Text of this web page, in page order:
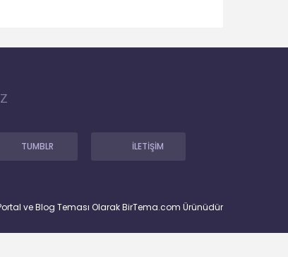
TUMBLR İLETİŞİM
ve Blog Teması Olarak BirTema.com Ürünüdür